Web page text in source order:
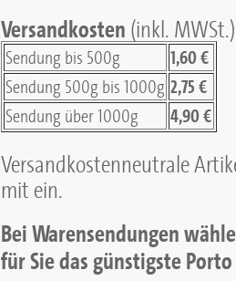
Versandkosten (inkl.
Sendung bis 500g
1,60 €
Sendung 500g bis 1000g 2,75 €
Sendung über 1000g
4,90 €
Versandkostenneutrale
mit ein.
Bei Warensendungen
für Sie das günstigste